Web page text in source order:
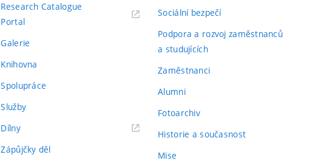
Research Catalogue
Portal
Galerie
Knihovna
Spolupráce
Služby
Dílny
Zápůjčky děl
Sociální bezpečí
Podpora a rozvoj zaměstnanců
a studujících
Zaměstnanci
Alumni
Fotoarchiv
Historie a současnost
Mise